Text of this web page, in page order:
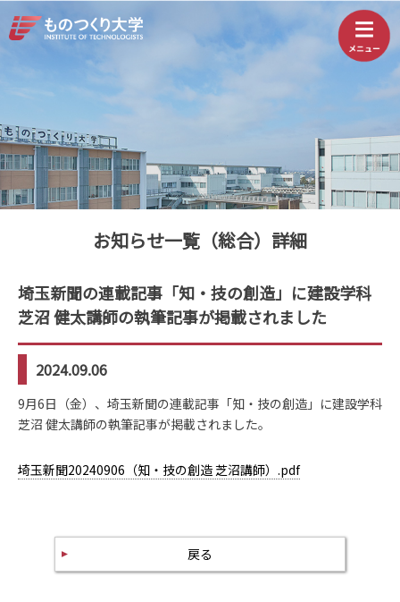
お知らせ一覧（総合）詳細
埼玉新聞の連載記事「知・技の創造」に建設学科
芝沼 健太講師の執筆記事が掲載されました
2024.09.06
9月6日（金）、埼玉新聞の連載記事「知・技の創造」に建設学科
芝沼 健太講師の執筆記事が掲載されました。
埼玉新聞20240906（知・技の創造 芝沼講師）.pdf
戻る